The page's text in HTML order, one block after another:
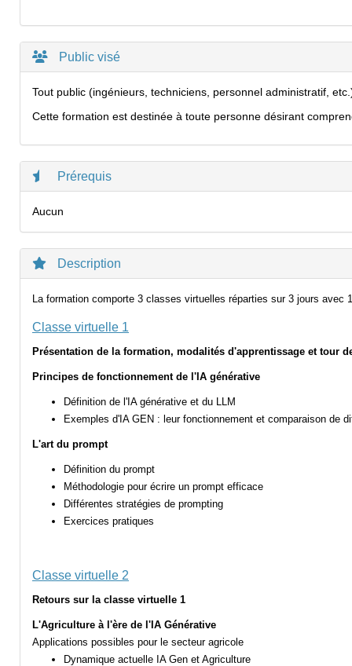
Public visé
Tout public (ingénieurs, techniciens, personnel administratif,
Cette formation est destinée à toute personne désirant
Prérequis
Aucun
Description
La formation comporte 3 classes virtuelles réparties sur 3 jours avec
Classe virtuelle 1
Présentation de la formation, modalités d'apprentissage et tour
Principes de fonctionnement de l'IA générative
Définition de l'IA générative et du LLM
Exemples d'IA GEN : leur fonctionnement et comparaison de
L'art du prompt
Définition du prompt
Méthodologie pour écrire un prompt efficace
Différentes stratégies de prompting
Exercices pratiques
Classe virtuelle 2
Retours sur la classe virtuelle 1
L'Agriculture à l'ère de l'IA Générative
Applications possibles pour le secteur agricole
Dynamique actuelle IA Gen et Agriculture